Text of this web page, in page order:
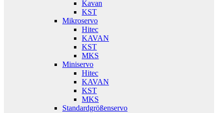
Kavan
KST
Mikroservo
Hitec
KAVAN
KST
MKS
Miniservo
Hitec
KAVAN
KST
MKS
Standardgrößenservo